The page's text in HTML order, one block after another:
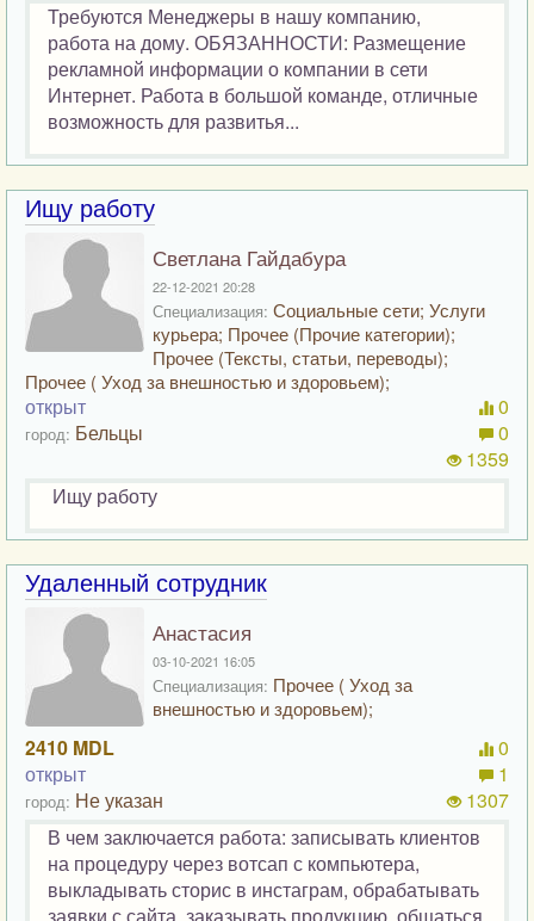
Требуются Менеджеры в нашу компанию,
работа на дому. ОБЯЗАННОСТИ: Размещение
рекламной информации о компании в сети
Интернет. Работа в большой команде, отличные
возможность для развитья...
Ищу работу
Светлана Гайдабура
22-12-2021 20:28
Специализация: Социальные сети; Услуги
курьера; Прочее (Прочие категории);
Прочее (Тексты, статьи, переводы);
Прочее ( Уход за внешностью и здоровьем);
открыт
город: Бельцы
0
0
1359
Ищу работу
Удаленный сотрудник
Анастасия
03-10-2021 16:05
Специализация: Прочее ( Уход за
внешностью и здоровьем);
2410 MDL
открыт
город: Не указан
0
1
1307
В чем заключается работа: записывать клиентов
на процедуру через вотсап с компьютера,
выкладывать сторис в инстаграм, обрабатывать
заявки с сайта, заказывать продукцию, общаться